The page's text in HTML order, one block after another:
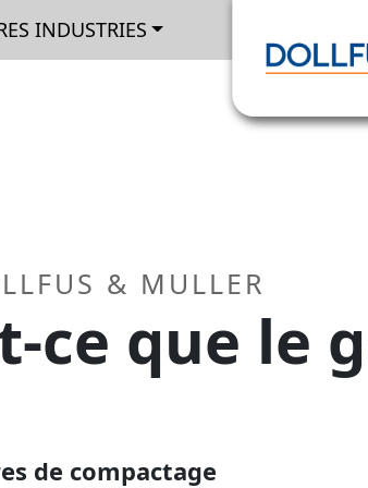
INDUSTRIES
& MULLER
ce que le
de compactage